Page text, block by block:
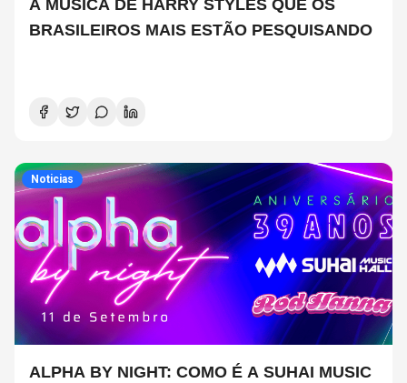
A MÚSICA DE HARRY STYLES QUE OS
BRASILEIROS MAIS ESTÃO PESQUISANDO
Noticias
ALPHA BY NIGHT: COMO É A SUHAI MUSIC